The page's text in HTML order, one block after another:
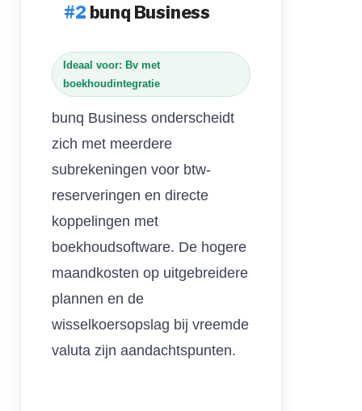
bunq Business
Ideaal voor: Bv met
boekhoudintegratie
bunq Business onderscheidt
zich met meerdere
subrekeningen voor btw-
reserveringen en directe
koppelingen met
boekhoudsoftware. De hogere
maandkosten op uitgebreidere
plannen en de
wisselkoersopslag bij vreemde
valuta zijn aandachtspunten.